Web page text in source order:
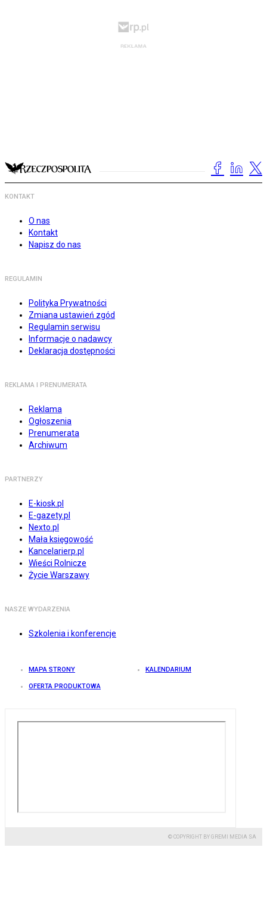
KONTAKT
O nas
Kontakt
Napisz do nas
REGULAMIN
Polityka Prywatności
Zmiana ustawień zgód
Regulamin serwisu
Informacje o nadawcy
Deklaracja dostępności
REKLAMA I PRENUMERATA
Reklama
Ogłoszenia
Prenumerata
Archiwum
PARTNERZY
E-kiosk.pl
E-gazety.pl
Nexto.pl
Mała księgowość
Kancelarierp.pl
Wieści Rolnicze
Życie Warszawy
NASZE WYDARZENIA
Szkolenia i konferencje
MAPA STRONY KALENDARIUM
OFERTA PRODUKTOWA
© COPYRIGHT BY GREMI MEDIA SA